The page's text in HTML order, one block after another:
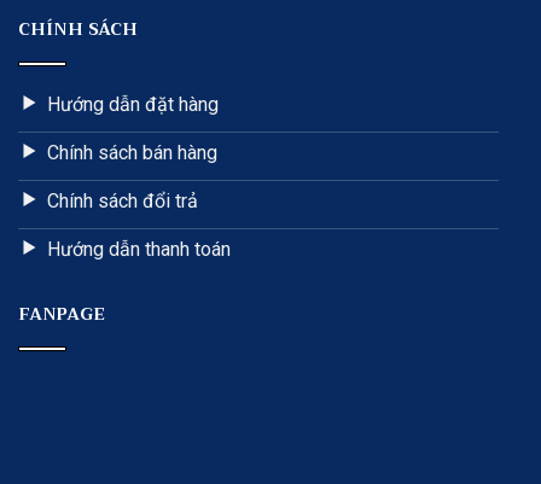
CHÍNH SÁCH
Hướng dẫn đặt hàng
Chính sách bán hàng
Chính sách đổi trả
Hướng dẫn thanh toán
FANPAGE